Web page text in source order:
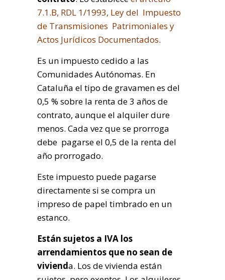
7.1.B, RDL 1/1993, Ley del Impuesto
de Transmisiones Patrimoniales y
Actos Jurídicos Documentados.
Es un impuesto cedido a las
Comunidades Autónomas. En
Cataluña el tipo de gravamen es del
0,5 % sobre la renta de 3 años de
contrato, aunque el alquiler dure
menos. Cada vez que se prorroga
debe pagarse el 0,5 de la renta del
año prorrogado.
Este impuesto puede pagarse
directamente si se compra un
impreso de papel timbrado en un
estanco.
Están sujetos a IVA los
arrendamientos que no sean de
vivienda. Los de vivienda están